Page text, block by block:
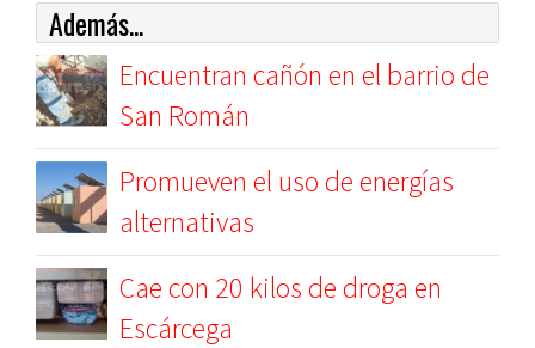
Además...
Encuentran cañón en el barrio de
San Román
Promueven el uso de energías
alternativas
Cae con 20 kilos de droga en
Escárcega